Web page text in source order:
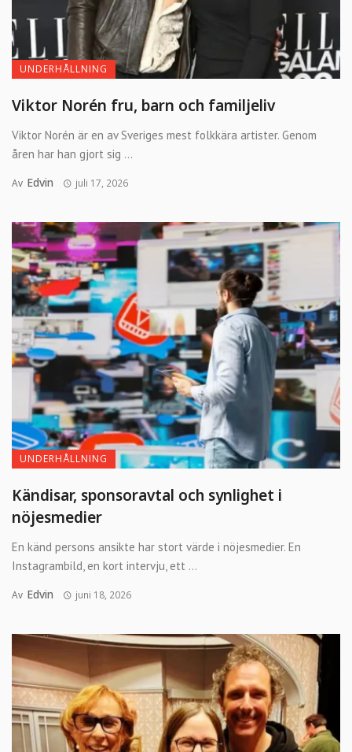
UNDERHÅLLNING
Viktor Norén fru, barn och familjeliv
Viktor Norén är en av Sveriges mest folkkära artister. Genom
åren har han gjort sig ...
Av Edvin juli 17, 2026
UNDERHÅLLNING
Kändisar, sponsoravtal och synlighet i
nöjesmedier
En känd persons ansikte har stort värde i nöjesmedier. En
Instagrambild, en kort intervju, ett ...
Av Edvin juni 18, 2026